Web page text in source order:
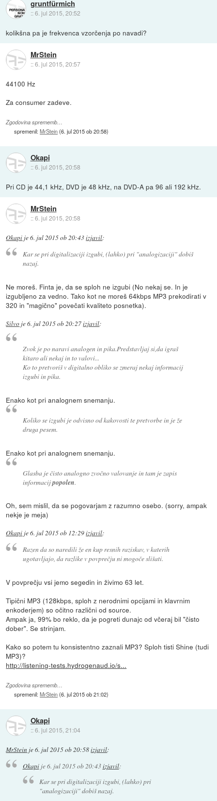
gruntfürmich
::6. jul 2015, 20:52
kolikšna pa je frekvenca vzorčenja po navadi?
MrStein
::6. jul 2015, 20:57
44100 Hz
Za consumer zadeve.
Zgodovina sprememb…
spremenil:MrStein(6. jul 2015 ob 20:58)
Okapi
::6. jul 2015, 20:58
Pri CD je 44,1 kHz, DVD je 48 kHz, na DVD-A pa 96 ali 192 kHz.
MrStein
::6. jul 2015, 20:58
Okapi je6. jul 2015 ob 20:43izjavil:
Kar se pri digitalizaciji izgubi, (lahko) pri "analogizaciji" dobiš
nazaj.
Ne moreš. Finta je, da se sploh ne izgubi (No nekaj se. In je
izgubljeno za vedno. Tako kot ne moreš 64kbps MP3 prekodirati v
320 in "magično" povečati kvaliteto posnetka).
Silvo je6. jul 2015 ob 20:27izjavil:
Zvok je po naravi analogen in pika.Predstavljaj si,da igraš
kitaro ali nekaj in to valovi...
Ko to pretvoriš v digitalno obliko se zmeraj nekaj informacij
izgubi in pika.
Enako kot pri analognem snemanju.
Koliko se izgubi je odvisno od kakovosti te pretvorbe in je že
druga pesem.
Enako kot pri analognem snemanju.
Glasba je čisto analogno zvočno valovanje in tam je zapis
informacijpopolen.
Oh, sem mislil, da se pogovarjam z razumno osebo. (sorry, ampak
nekje je meja)
Okapi je6. jul 2015 ob 12:29izjavil:
Razen da so naredili že en kup resnih raziskav, v katerih
ugotavljajo, da razlike v povprečju ni mogoče slišati.
V povprečju vsi jemo segedin in živimo 63 let.
Tipični MP3 (128kbps, sploh z nerodnimi opcijami in klavrnim
enkoderjem) so očitno različni od source.
Ampak ja, 99% bo reklo, da je pogreti dunajc od včeraj bil "čisto
dober". Se strinjam.
Kako so potem tu konsistentno zaznali MP3? Sploh tisti Shine (tudi
MP3)?
http://listening-tests.hydrogenaud.io/s...
Zgodovina sprememb…
spremenil:MrStein(6. jul 2015 ob 21:02)
Okapi
::6. jul 2015, 21:04
MrStein je6. jul 2015 ob 20:58izjavil:
Okapije6. jul 2015 ob 20:43izjavil:
Kar se pri digitalizaciji izgubi, (lahko) pri
"analogizaciji" dobiš nazaj.